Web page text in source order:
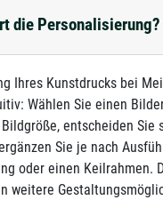
die Personalisierung?
Ihres Kunstdrucks bei
Wählen Sie einen
entscheiden Sie
Sie je nach
oder einen Keilrahmen.
weitere